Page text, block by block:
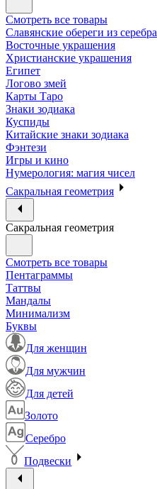
Смотреть все товары
Славянские обереги из серебра
Восточные украшения
Христианские украшения
Египет
Логово змей
Карты Таро
Знаки зодиака
Куспиды
Китайские знаки зодиака
Фэнтези
Игры и кино
Нумерология: магия чисел
Сакральная геометрия
Сакральная геометрия
Смотреть все товары
Пентаграммы
Таттвы
Мандалы
Минимализм
Буквы
Для женщин
Для мужчин
Для детей
Золото
Серебро
Подвески